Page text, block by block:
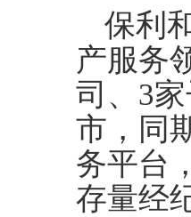
保利
产服务
司、3
市，同
务平台
存量经